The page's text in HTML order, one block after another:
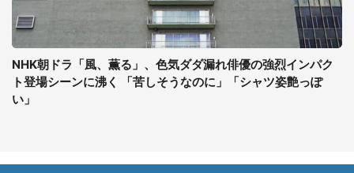
NHK朝ドラ「風、薫る」、色気ダダ漏れ俳優の強烈インパク
ト登場シーンに沸く 「苦しそうなのに」「シャツ姿艶っぽ
い」